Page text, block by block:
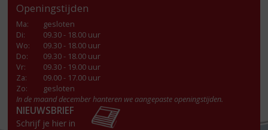
Openingstijden
Ma:
gesloten
Di:
09.30 - 18.00 uur
Wo:
09.30 - 18.00 uur
Do:
09.30 - 18.00 uur
Vr:
09.30 - 19.00 uur
Za:
09.00 - 17.00 uur
Zo:
gesloten
In de maand december hanteren we aangepaste openingstijden.
NIEUWSBRIEF
Schrijf je hier in